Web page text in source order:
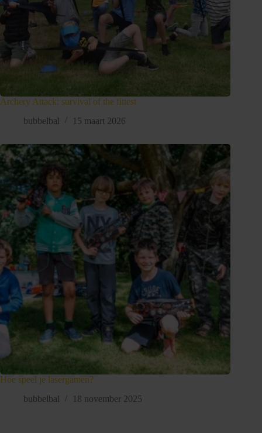
Archery Attack: survival of the fittest
bubbelbal
15 maart 2026
Hoe speel je lasergamen?
bubbelbal
18 november 2025